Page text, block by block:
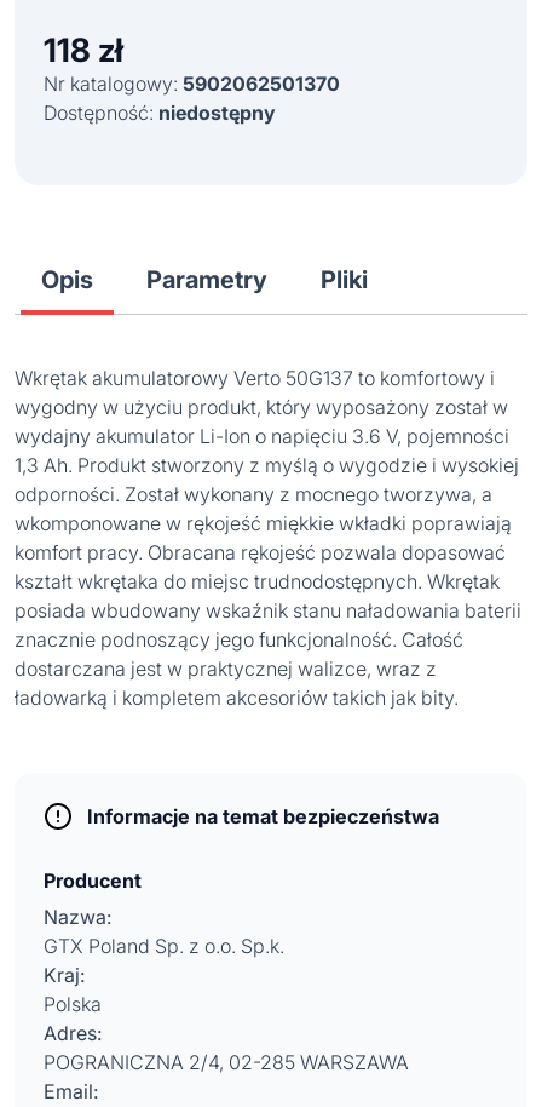
118 zł
Nr katalogowy: 5902062501370
Dostępność: niedostępny
Opis Parametry Pliki
Wkrętak akumulatorowy Verto 50G137 to komfortowy i
wygodny w użyciu produkt, który wyposażony został w
wydajny akumulator Li-Ion o napięciu 3.6 V, pojemności
1,3 Ah. Produkt stworzony z myślą o wygodzie i wysokiej
odporności. Został wykonany z mocnego tworzywa, a
wkomponowane w rękojeść miękkie wkładki poprawiają
komfort pracy. Obracana rękojeść pozwala dopasować
kształt wkrętaka do miejsc trudnodostępnych. Wkrętak
posiada wbudowany wskaźnik stanu naładowania baterii
znacznie podnoszący jego funkcjonalność. Całość
dostarczana jest w praktycznej walizce, wraz z
ładowarką i kompletem akcesoriów takich jak bity.
Informacje na temat bezpieczeństwa
Producent
Nazwa:
GTX Poland Sp. z o.o. Sp.k.
Kraj:
Polska
Adres:
POGRANICZNA 2/4, 02-285 WARSZAWA
Email: